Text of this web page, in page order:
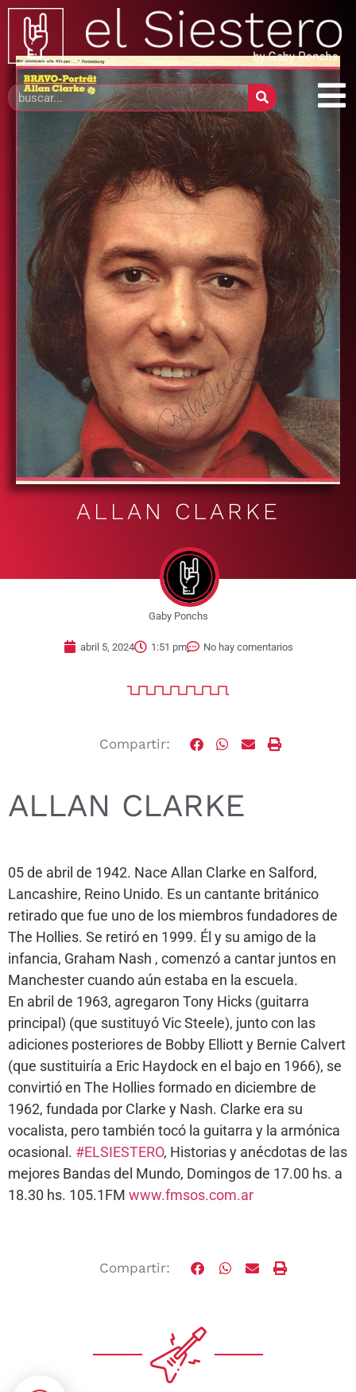
ALLAN CLARKE
Gaby Ponchs
abril 5, 2024 1:51 pm No hay comentarios
Compartir:
ALLAN CLARKE
05 de abril de 1942. Nace Allan Clarke en Salford,
Lancashire, Reino Unido. Es un cantante británico
retirado que fue uno de los miembros fundadores de
The Hollies. Se retiró en 1999. Él y su amigo de la
infancia, Graham Nash , comenzó a cantar juntos en
Manchester cuando aún estaba en la escuela.
En abril de 1963, agregaron Tony Hicks (guitarra
principal) (que sustituyó Vic Steele), junto con las
adiciones posteriores de Bobby Elliott y Bernie Calvert
(que sustituiría a Eric Haydock en el bajo en 1966), se
convirtió en The Hollies formado en diciembre de
1962, fundada por Clarke y Nash. Clarke era su
vocalista, pero también tocó la guitarra y la armónica
ocasional. #ELSIESTERO, Historias y anécdotas de las
mejores Bandas del Mundo, Domingos de 17.00 hs. a
18.30 hs. 105.1FM www.fmsos.com.ar
Compartir: